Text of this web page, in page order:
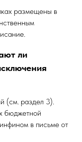
размещены в
ли
(см. раздел 3).
бюджетной
в письме от